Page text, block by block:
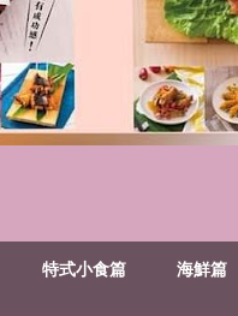
特式小食篇 海鮮篇